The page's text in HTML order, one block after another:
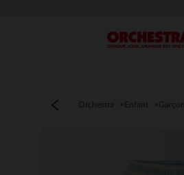
Menu
Orchestra Enfant Garçon